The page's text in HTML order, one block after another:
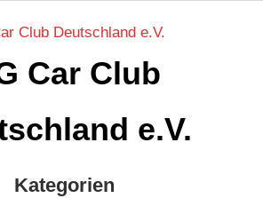
Car Club
e.V.
Kategorien